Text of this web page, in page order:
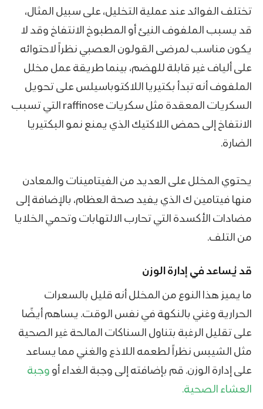
تختلف الفوائد عند عملية التخليل، على سبيل المثال،
قد يسبب الملفوف النيئ أو المطبوخ الانتفاخ وقد لا
يكون مناسب لمرضى القولون العصبي نظراً لاحتوائه
على ألياف غير قابلة للهضم، بينما طريقة عمل مخلل
الملفوف أنه تبدأ بكتيريا اللاكتوباسيلس على تحويل
السكريات المعقدة مثل سكريات raffinose التي تسبب
الانتفاخ إلى حمض اللاكتيك الذي يمنع نمو البكتيريا
الضارة.
يحتوي المخلل على العديد من الفيتامينات والمعادن
منها فيتامين ك الذي يفيد صحة العظام، بالإضافة إلى
مضادات الأكسدة التي تحارب الالتهابات وتحمي الخلايا
من التلف.
قد يُساعد في إدارة الوزن
ما يميز هذا النوع من المخلل أنه قليل بالسعرات
الحرارية وغني بالنكهة في نفس الوقت. يساهم أيضًا
على تقليل الرغبة بتناول السناكات المالحة غير الصحية
مثل الشيبس نظراً لطعمه اللاذع والغني مما يساعد
على إدارة الوزن. قم بإضافته إلى وجبة الغداء أو وجبة
العشاء الصحية.